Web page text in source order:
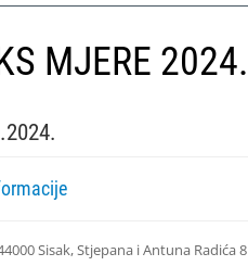
MJERE 2024.
Sisak, Stjepana i Antuna Radića 8